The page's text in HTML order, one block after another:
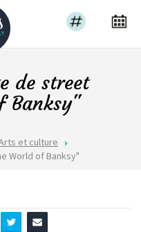
et culture
World of Banksy"
de street
Banksy"